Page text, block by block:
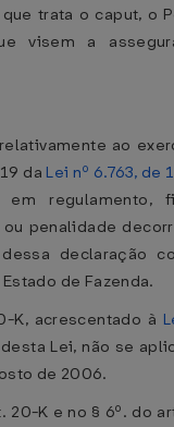
trata o caput, o
visem a
ao
da Lei nº 6.763, de
regulamento,
penalidade
declaração
de Fazenda.
K, acrescentado à
Lei, não se
de 2006.
K e no § 6º. do